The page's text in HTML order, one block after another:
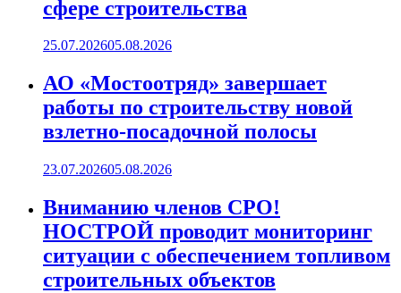
сфере строительства
25.07.202605.08.2026
АО «Мостоотряд» завершает
работы по строительству новой
взлетно-посадочной полосы
23.07.202605.08.2026
Вниманию членов СРО!
НОСТРОЙ проводит мониторинг
ситуации с обеспечением топливом
строительных объектов